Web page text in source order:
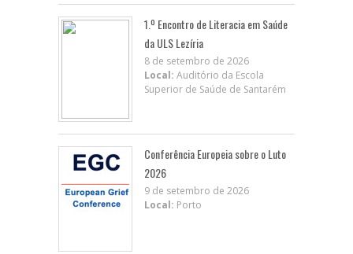
1.º Encontro de Literacia em Saúde
da ULS Lezíria
8 de setembro de 2026
Local: Auditório da Escola
Superior de Saúde de Santarém
Conferência Europeia sobre o Luto
2026
9 de setembro de 2026
Local: Porto